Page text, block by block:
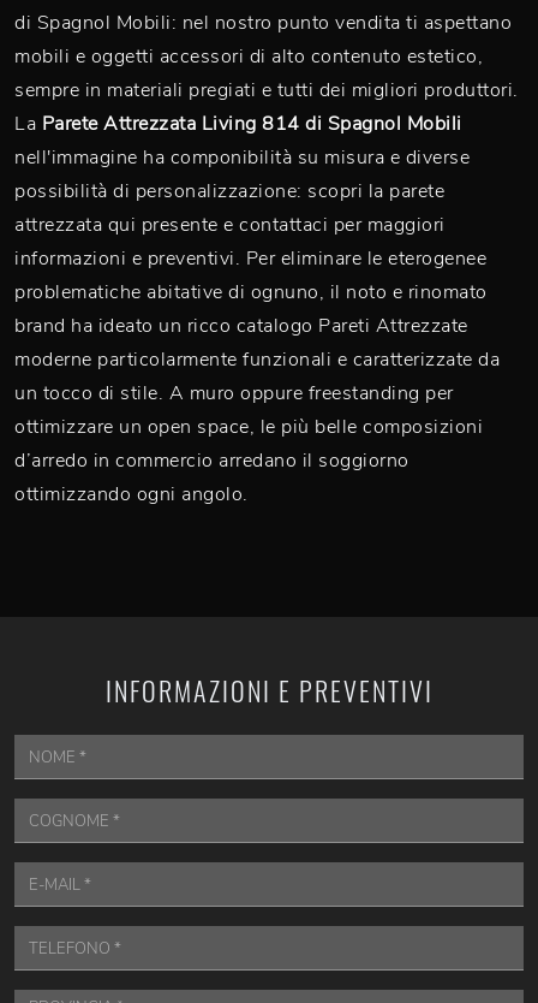
di Spagnol Mobili: nel nostro punto vendita ti aspettano
mobili e oggetti accessori di alto contenuto estetico,
sempre in materiali pregiati e tutti dei migliori produttori.
La Parete Attrezzata Living 814 di Spagnol Mobili
nell'immagine ha componibilità su misura e diverse
possibilità di personalizzazione: scopri la parete
attrezzata qui presente e contattaci per maggiori
informazioni e preventivi. Per eliminare le eterogenee
problematiche abitative di ognuno, il noto e rinomato
brand ha ideato un ricco catalogo Pareti Attrezzate
moderne particolarmente funzionali e caratterizzate da
un tocco di stile. A muro oppure freestanding per
ottimizzare un open space, le più belle composizioni
d’arredo in commercio arredano il soggiorno
ottimizzando ogni angolo.
INFORMAZIONI E PREVENTIVI